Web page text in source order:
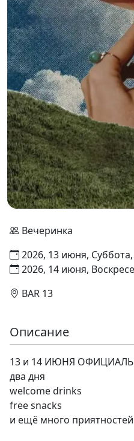
Вечеринка
2026, 13 июня,
2026, 14 июня,
BAR 13
Описание
13 и 14 ИЮНЯ
два дня
welcome drinks
free snacks
и ещё много приятностей